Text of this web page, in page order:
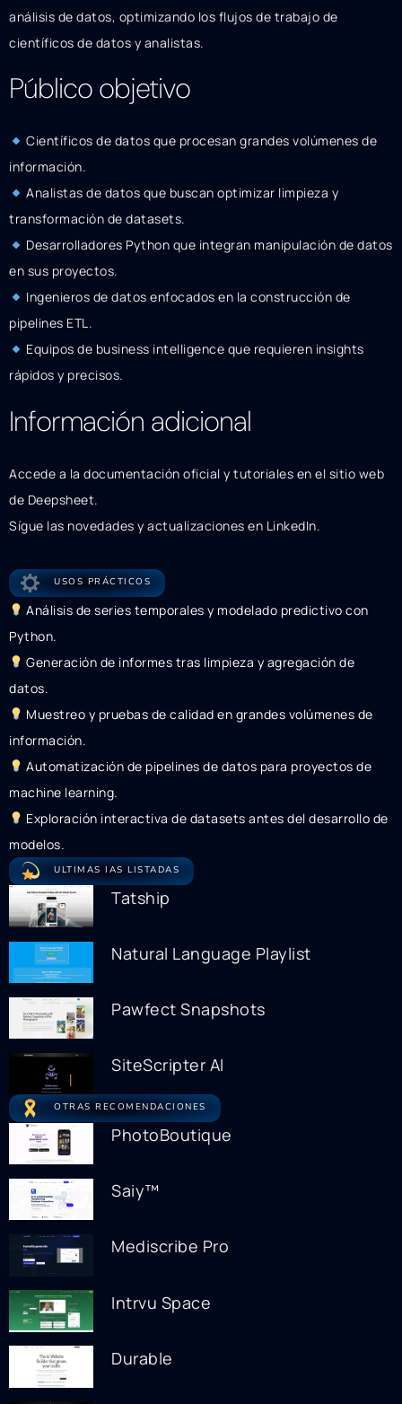
análisis de datos, optimizando los flujos de trabajo de
científicos de datos y analistas.
Público objetivo
Científicos de datos que procesan grandes volúmenes de
información.
Analistas de datos que buscan optimizar limpieza y
transformación de datasets.
Desarrolladores Python que integran manipulación de datos
en sus proyectos.
Ingenieros de datos enfocados en la construcción de
pipelines ETL.
Equipos de business intelligence que requieren insights
rápidos y precisos.
Información adicional
Accede a la documentación oficial y tutoriales en el sitio web
de Deepsheet.
Sígue las novedades y actualizaciones en LinkedIn.
USOS PRÁCTICOS
Análisis de series temporales y modelado predictivo con
Python.
Generación de informes tras limpieza y agregación de
datos.
Muestreo y pruebas de calidad en grandes volúmenes de
información.
Automatización de pipelines de datos para proyectos de
machine learning.
Exploración interactiva de datasets antes del desarrollo de
modelos.
ULTIMAS IAS LISTADAS
Tatship
Natural Language Playlist
Pawfect Snapshots
SiteScripter AI
OTRAS RECOMENDACIONES
PhotoBoutique
Saiy™
Mediscribe Pro
Intrvu Space
Durable